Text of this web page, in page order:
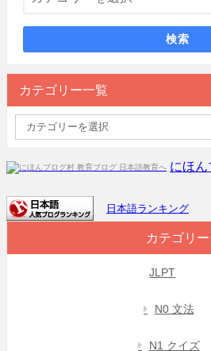
検索
カテゴリー一覧
にほ
日本語ランキング
カテゴリー
JLPT
N0 文法
N1 クイズ